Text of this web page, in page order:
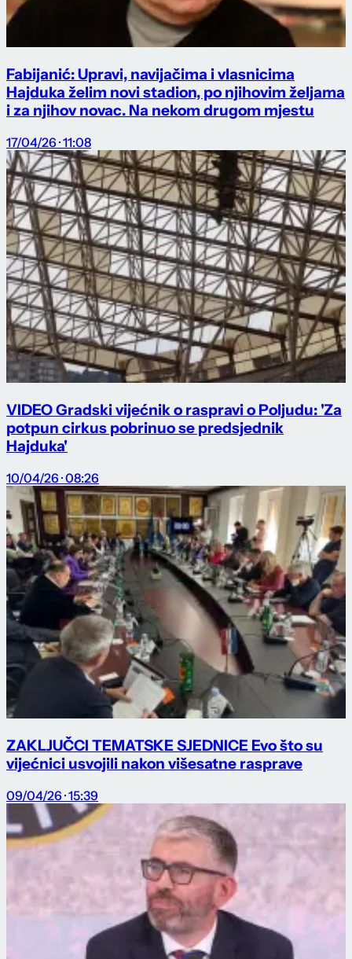
Fabijanić: Upravi, navijačima i vlasnicima
Hajduka želim novi stadion, po njihovim željama
i za njihov novac. Na nekom drugom mjestu
17/04/26 · 11:08
VIDEO Gradski vijećnik o raspravi o Poljudu: 'Za
potpun cirkus pobrinuo se predsjednik
Hajduka'
10/04/26 · 08:26
ZAKLJUČCI TEMATSKE SJEDNICE Evo što su
vijećnici usvojili nakon višesatne rasprave
09/04/26 · 15:39